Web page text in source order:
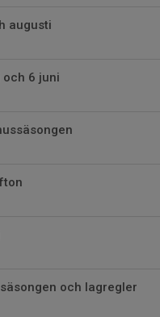
augusti
och 6 juni
och lagregler